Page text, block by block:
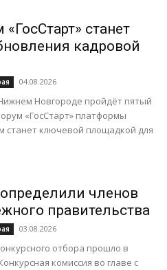
станет
кадровой
04.08.2026
Новгороде пройдёт пятый
«ГосСтарт» платформы
ключевой площадкой для
членов
правительства
03.08.2026
отбора прошло в
комиссия во главе с